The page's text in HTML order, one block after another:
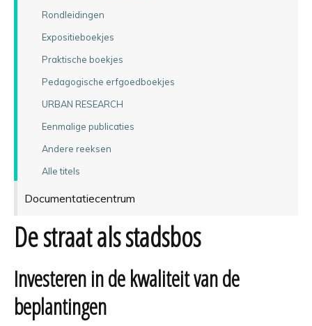
Rondleidingen
Expositieboekjes
Praktische boekjes
Pedagogische erfgoedboekjes
URBAN RESEARCH
Eenmalige publicaties
Andere reeksen
Alle titels
Documentatiecentrum
De straat als stadsbos
Investeren in de kwaliteit van de
beplantingen